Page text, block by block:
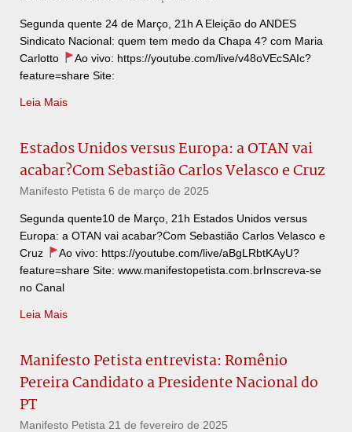
Segunda quente 24 de Março, 21h A Eleição do ANDES
Sindicato Nacional: quem tem medo da Chapa 4? com Maria
Carlotto
Ao vivo: https://youtube.com/live/v48oVEcSAIc?
feature=share Site:
Leia Mais
Estados Unidos versus Europa: a OTAN vai
acabar?Com Sebastião Carlos Velasco e Cruz
Manifesto Petista 6 de março de 2025
Segunda quente10 de Março, 21h Estados Unidos versus
Europa: a OTAN vai acabar?Com Sebastião Carlos Velasco e
Cruz
Ao vivo: https://youtube.com/live/aBgLRbtKAyU?
feature=share Site: www.manifestopetista.com.brInscreva-se
no Canal
Leia Mais
Manifesto Petista entrevista: Romênio
Pereira Candidato a Presidente Nacional do
PT
Manifesto Petista 21 de fevereiro de 2025